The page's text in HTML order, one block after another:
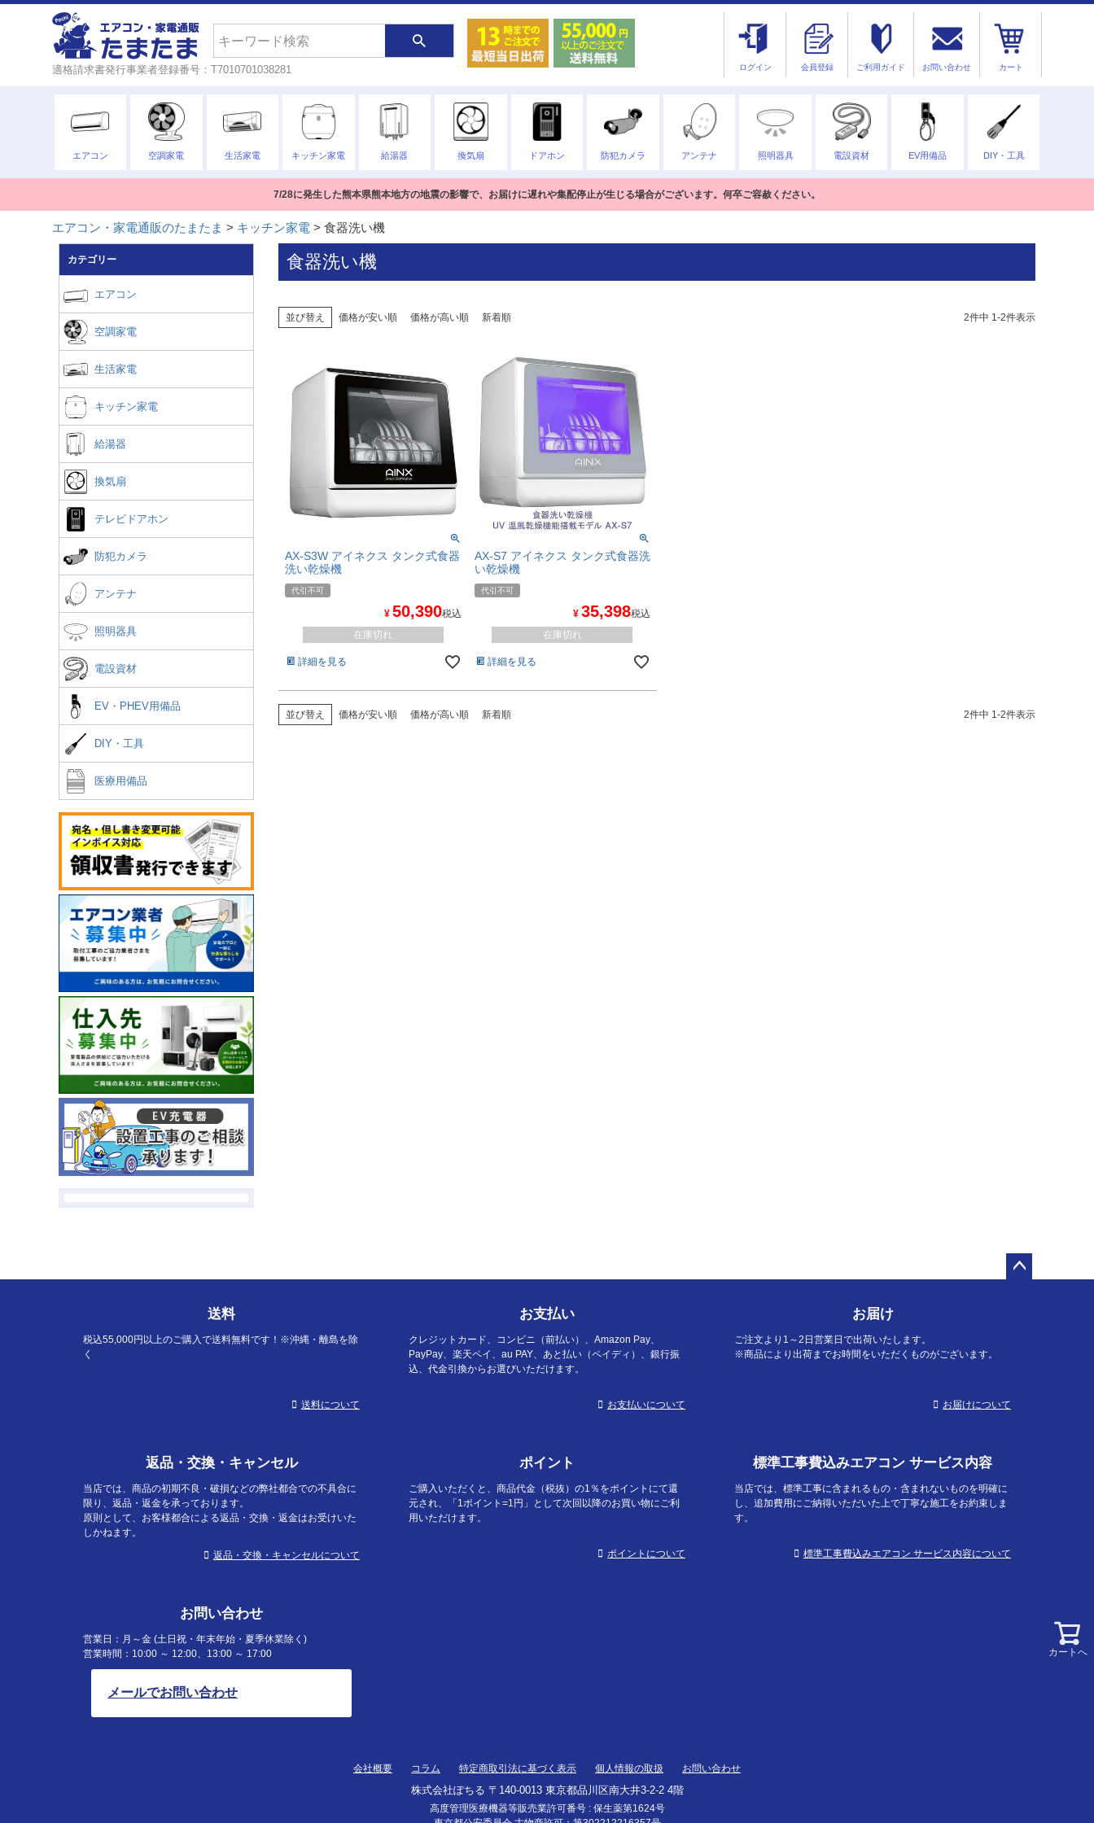
適格請求書発行事業者登録番号：T7010701038281 ログイン 会員登録 ご利用ガイド お問い合わせ カート
エアコン 空調家電 生活家電 キッチン家電 給湯器 換気扇 ドアホン 防犯カメラ アンテナ 照明器具 電設資材 EV用備品 DIY・工具
7/28に発生した熊本県熊本地方の地震の影響で、お届けに遅れや集配停止が生じる場合がございます。何卒ご容赦ください。
エアコン・家電通販のたまたま キッチン家電 食器洗い機
カテゴリー
エアコン
空調家電
生活家電
キッチン家電
給湯器
換気扇
テレビドアホン
防犯カメラ
アンテナ
照明器具
電設資材
EV・PHEV用備品
DIY・工具
医療用備品
食器洗い機
並び替え 価格が安い順 価格が高い順 新着順 2件中 1-2件表示
AX-S3W アイネクス タンク式食器
洗い乾燥機
代引不可
¥ 50,390税込
在庫切れ
詳細を見る
AX-S7 アイネクス タンク式食器洗
い乾燥機
代引不可
¥ 35,398税込
在庫切れ
詳細を見る
並び替え 価格が安い順 価格が高い順 新着順 2件中 1 -2件表示
カートへ
送料
税込55,000円以上のご購入で送料無料です！※沖縄・離島を除
く
送料について
お支払い
クレジットカード、コンビニ（前払い）、Amazon Pay、
PayPay、楽天ペイ、au PAY、あと払い（ペイディ）、銀行振
込、代金引換からお選びいただけます。
お支払いについて
お届け
ご注文より1～2日営業日で出荷いたします。
※商品により出荷までお時間をいただくものがございます。
お届けについて
返品・交換・キャンセル
当店では、商品の初期不良・破損などの弊社都合での不具合に
限り、返品・返金を承っております。
原則として、お客様都合による返品・交換・返金はお受けいた
しかねます。
返品・交換・キャンセルについて
ポイント
ご購入いただくと、商品代金（税抜）の1％をポイントにて還
元され、「1ポイント=1円」として次回以降のお買い物にご利
用いただけます。
ポイントについて
標準工事費込みエアコン サービス内容
当店では、標準工事に含まれるもの・含まれないものを明確に
し、追加費用にご納得いただいた上で丁寧な施工をお約束しま
す。
標準工事費込みエアコン サービス内容について
お問い合わせ
営業日：月～金 (土日祝・年末年始・夏季休業除く)
営業時間：10:00 ～ 12:00、13:00 ～ 17:00
メールでお問い合わせ
会社概要 コラム 特定商取引法に基づく表示 個人情報の取扱 お問い合わせ
株式会社ぽちる 〒140-0013 東京都品川区南大井3-2-2 4階
高度管理医療機器等販売業許可番号 : 保生薬第1624号